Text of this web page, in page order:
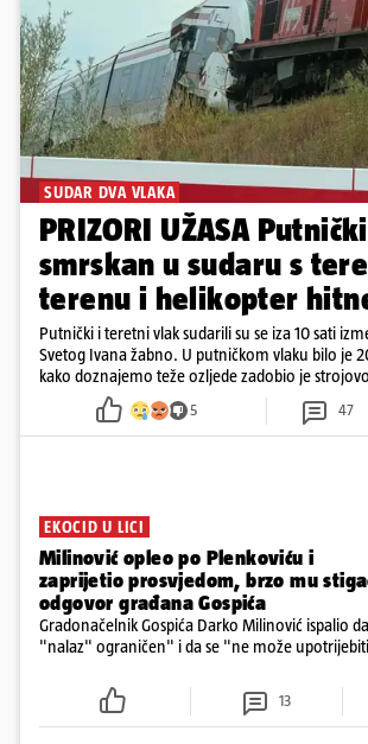
SUDAR DVA VLAKA
PRIZORI UŽASA
smrskan u sudaru s
terenu i helikopter
Putnički i teretni vlak sudarili su se iza 10 sati
Svetog Ivana žabno. U putničkom vlaku bilo je
kako doznajemo teže ozljede zadobio je
vlaka. Zatvoren je promet, a fotoreporteri Prigorskog objavili su
prve snimke s mjesta sudara
5 47
EKOCID U LICI
Milinović opleo po Plenkoviću i
zaprijetio prosvjedom, brzo mu
odgovor građana Gospića
Gradonačelnik Gospića Darko Milinović ispalio
"nalaz" ograničen" i da se "ne može upotrijebiti
ga je naručio Uskok i da je dio spisa
13